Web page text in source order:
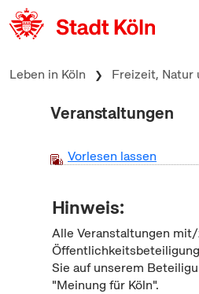
zum Inhalt springen
Leben in Köln Freizeit, Natur
Veranstaltungen
Vorlesen lassen
Hinweis:
Alle Veranstaltungen
Sie auf unserem
"Meinung für Köln".